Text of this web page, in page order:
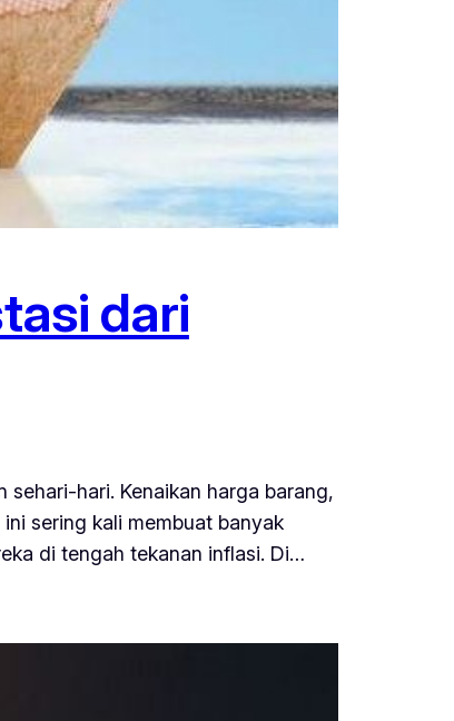
dari
hari. Kenaikan harga barang,
sering kali membuat banyak
di tengah tekanan inflasi. Di…